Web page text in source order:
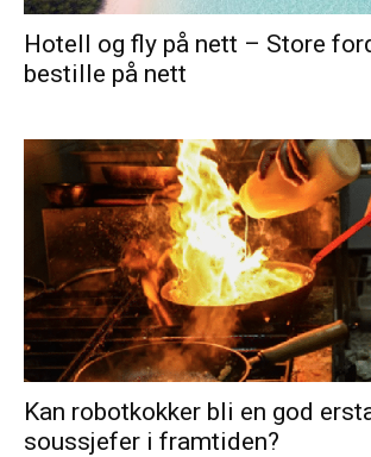
Hotell og fly på nett – Store
bestille på nett
Kan robotkokker bli en god
soussjefer i framtiden?